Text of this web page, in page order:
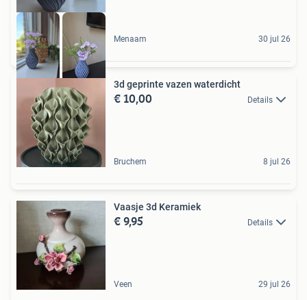
Menaam 30 jul 26
3d geprinte vazen waterdicht
€ 10,00 Details
Bruchem 8 jul 26
Vaasje 3d Keramiek
€ 9,95 Details
Veen 29 jul 26